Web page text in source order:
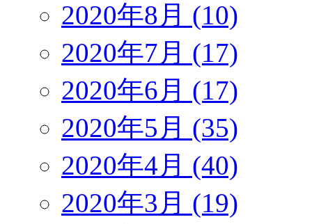
2020年8月 (10)
2020年7月 (17)
2020年6月 (17)
2020年5月 (35)
2020年4月 (40)
2020年3月 (19)